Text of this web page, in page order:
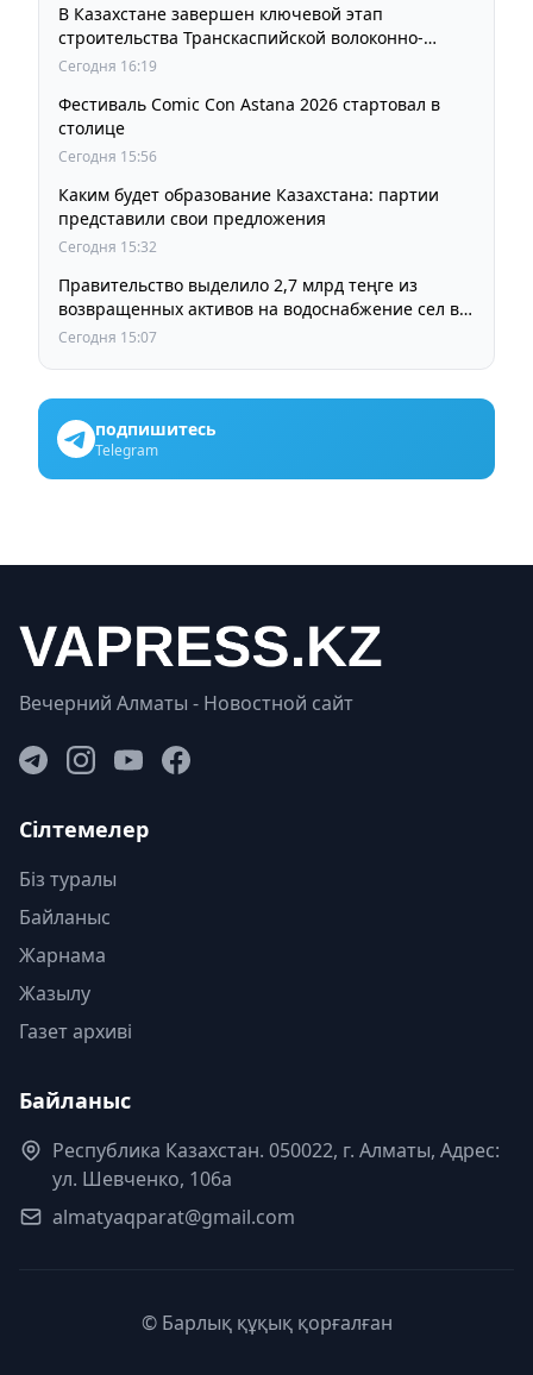
В Казахстане завершен ключевой этап
строительства Транскаспийской волоконно-
оптической линии связи
Сегодня 16:19
Фестиваль Comic Con Astana 2026 стартовал в
столице
Сегодня 15:56
Каким будет образование Казахстана: партии
представили свои предложения
Сегодня 15:32
Правительство выделило 2,7 млрд теңге из
возвращенных активов на водоснабжение сел в
СКО
Сегодня 15:07
подпишитесь
Telegram
Вечерний Алматы - Новостной сайт
Сілтемелер
Біз туралы
Байланыс
Жарнама
Жазылу
Газет архиві
Байланыс
Республика Казахстан. 050022, г. Алматы, Адрес:
ул. Шевченко, 106а
almatyaqparat@gmail.com
© Барлық құқық қорғалған